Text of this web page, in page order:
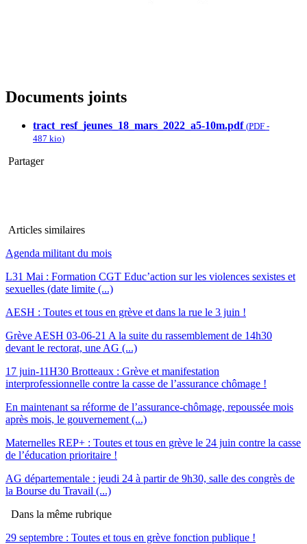
Documents joints
tract_resf_jeunes_18_mars_2022_a5-10m.pdf (PDF -
487 kio)
Partager
Articles similaires
Agenda militant du mois
L31 Mai : Formation CGT Educ’action sur les violences sexistes et
sexuelles (date limite (...)
AESH : Toutes et tous en grève et dans la rue le 3 juin !
Grève AESH 03-06-21 A la suite du rassemblement de 14h30
devant le rectorat, une AG (...)
17 juin-11H30 Brotteaux : Grève et manifestation
interprofessionnelle contre la casse de l’assurance chômage !
En maintenant sa réforme de l’assurance-chômage, repoussée mois
après mois, le gouvernement (...)
Maternelles REP+ : Toutes et tous en grève le 24 juin contre la casse
de l’éducation prioritaire !
AG départementale : jeudi 24 à partir de 9h30, salle des congrès de
la Bourse du Travail (...)
Dans la même rubrique
29 septembre : Toutes et tous en grève fonction publique !